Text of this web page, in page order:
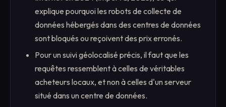
explique pourquoi les robots de collecte de
données hébergés dans des centres de données
sont bloqués ou reçoivent des prix erronés.
Pour un suivi géolocalisé précis, il faut que les
requêtes ressemblent à celles de véritables
acheteurs locaux, et non à celles d'un serveur
situé dans un centre de données.